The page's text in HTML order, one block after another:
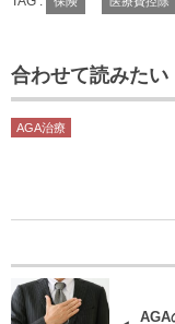
合わせて読みたい
AGA治療
AGA